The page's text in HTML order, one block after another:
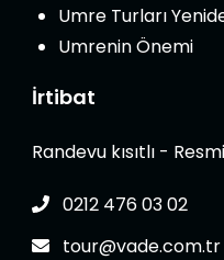
Umre Turları
Umrenin Önemi
İrtibat
Randevu kısıtlı -
0212 476 03 02
tour@vade.com.tr